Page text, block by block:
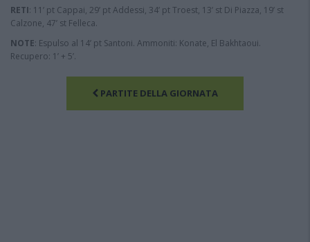
RETI: 11’ pt Cappai, 29’ pt Addessi, 34’ pt Troest, 13’ st Di Piazza, 19’ st
Calzone, 47’ st Felleca.
NOTE: Espulso al 14’ pt Santoni. Ammoniti: Konate, El Bakhtaoui.
Recupero: 1’ + 5’.
PARTITE DELLA GIORNATA